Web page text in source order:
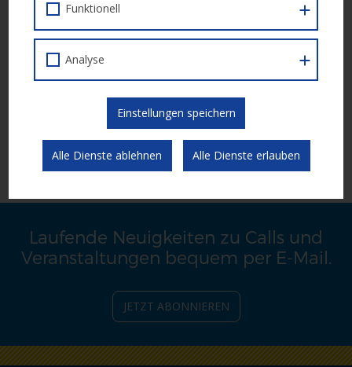
Anlage 3 Patronatserklärung
Anlage 4 Referenzdienstleistungen
Anlage 5 Qualifikation Personal
schriftlich bei der vergebenden Stelle (siehe Unterlagen)
Laufende Neuigkeiten zu Calls und
Veranstaltungen bequem per E-Mail.
JETZT ABONNIEREN
Funktionell
Analyse
Einstellungen speichern
Alle Dienste ablehnen Alle Dienste erlauben